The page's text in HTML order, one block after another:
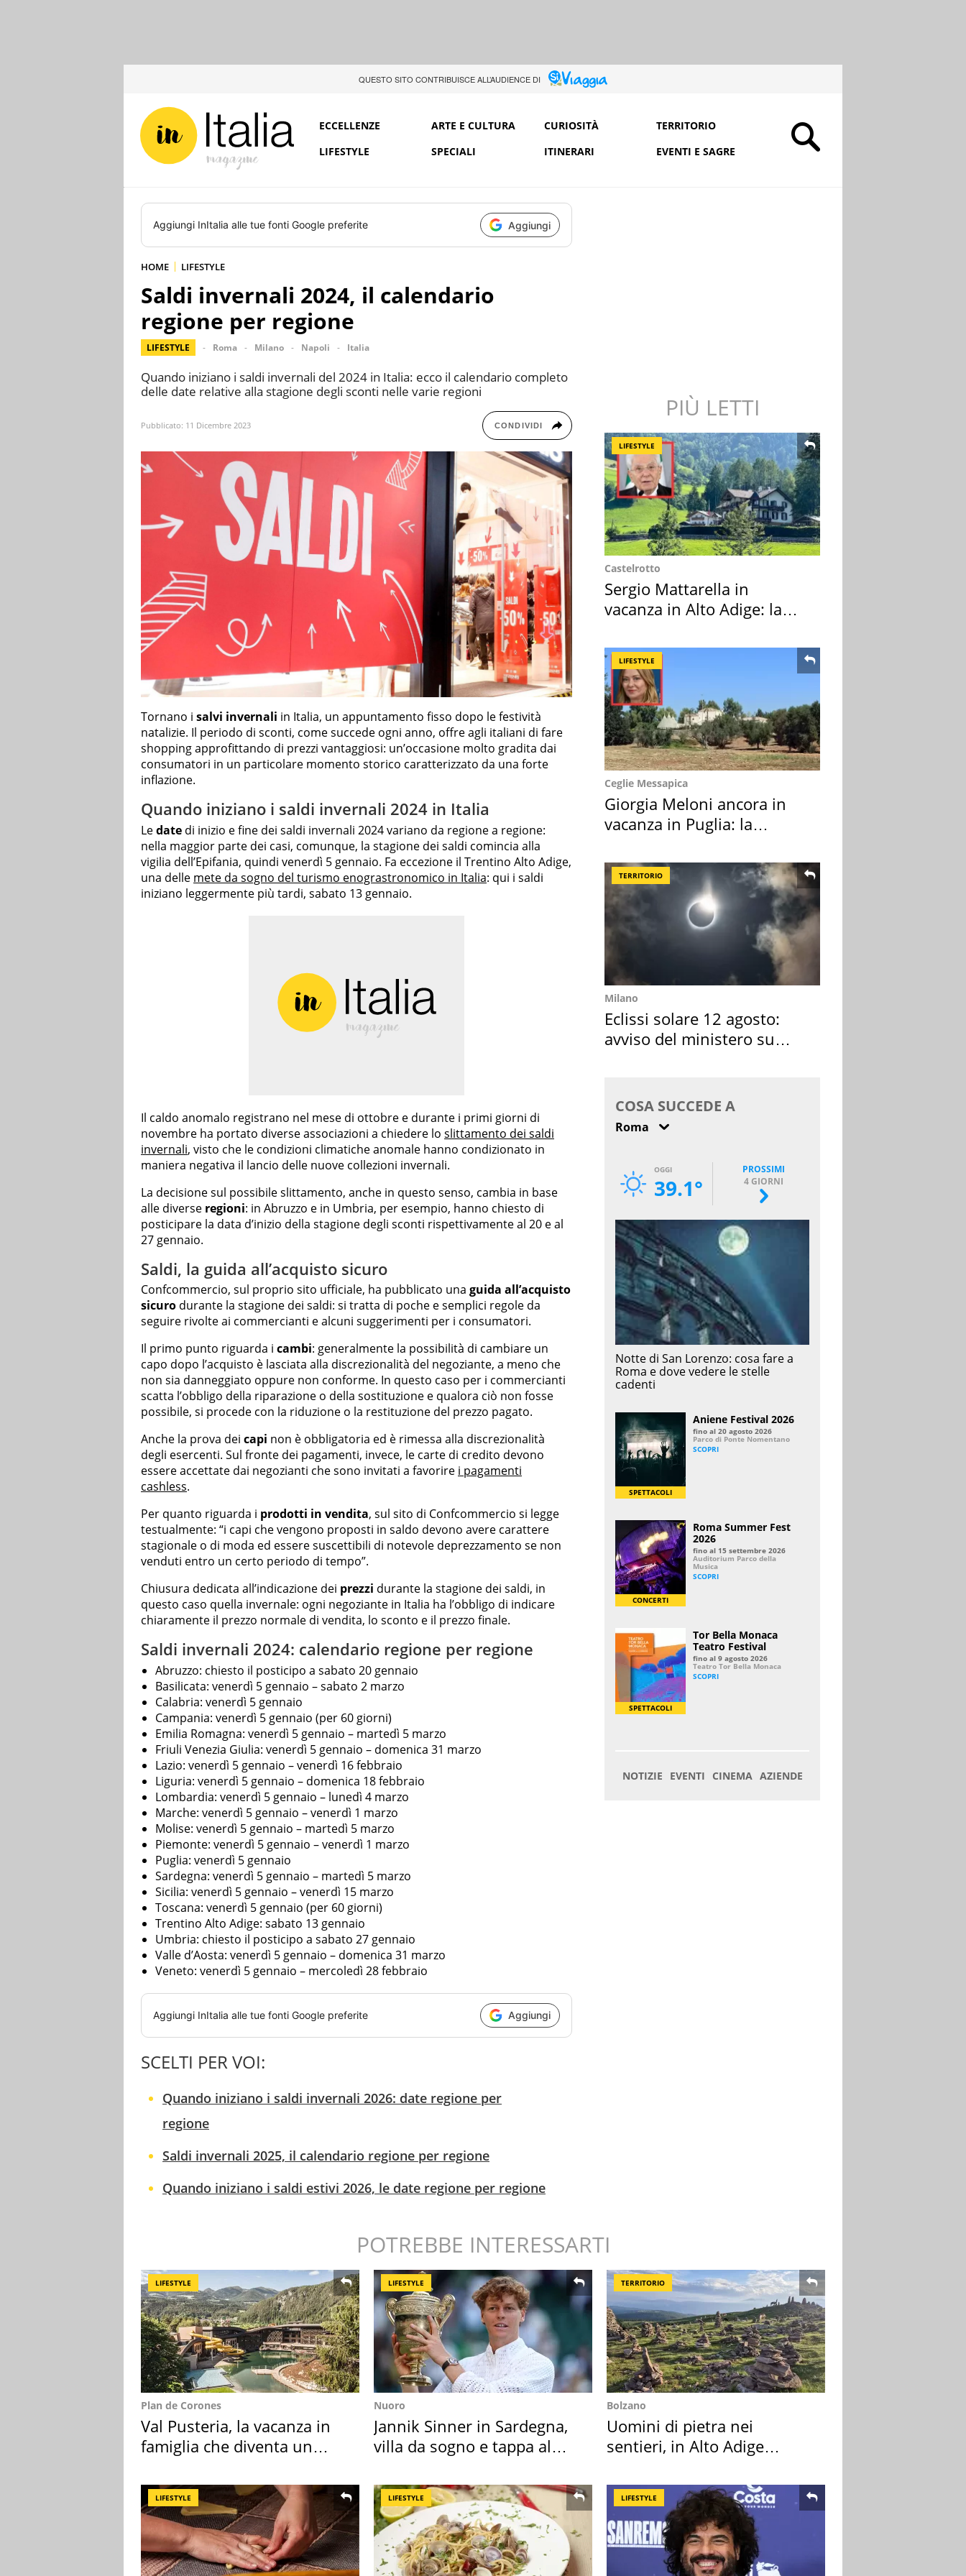
QUESTO SITO CONTRIBUISCE ALL’AUDIENCE DI
ECCELLENZE ARTE E CULTURA CURIOSITÀ
TERRITORIO
LIFESTYLE
SPECIALI ITINERARI EVENTI E SAGRE
Aggiungi InItalia alle tue fonti Google preferite Aggiungi
HOME LIFESTYLE
Saldi invernali 2024, il calendario
regione per regione
LIFESTYLE Roma Milano Napoli Italia
Quando iniziano i saldi invernali del 2024 in Italia: ecco il calendario completo
delle date relative alla stagione degli sconti nelle varie regioni
Pubblicato: 11 Dicembre 2023 CONDIVIDI
Tornano i salvi invernali in Italia, un appuntamento fisso dopo le festività
natalizie. Il periodo di sconti, come succede ogni anno, offre agli italiani di fare
shopping approfittando di prezzi vantaggiosi: un’occasione molto gradita dai
consumatori in un particolare momento storico caratterizzato da una forte
inflazione.
Quando iniziano i saldi invernali 2024 in Italia
Ledate di inizio e fine dei saldi invernali 2024 variano da regione a regione:
nella maggior parte dei casi, comunque, la stagione dei saldi comincia alla
vigilia dell’Epifania, quindi venerdì 5 gennaio. Fa eccezione il Trentino Alto Adige,
una delle mete da sogno del turismo enograstronomico in Italia: qui i saldi
iniziano leggermente più tardi, sabato 13 gennaio.
Il caldo anomalo registrano nel mese di ottobre e durante i primi giorni di
novembre ha portato diverse associazioni a chiedere lo slittamento dei saldi
invernali, visto che le condizioni climatiche anomale hanno condizionato in
maniera negativa il lancio delle nuove collezioni invernali.
La decisione sul possibile slittamento, anche in questo senso, cambia in base
alle diverse regioni: in Abruzzo e in Umbria, per esempio, hanno chiesto di
posticipare la data d’inizio della stagione degli sconti rispettivamente al 20 e al
27 gennaio.
Saldi, la guida all’acquisto sicuro
Confcommercio, sul proprio sito ufficiale, ha pubblicato una guida all’acquisto
sicuro durante la stagione dei saldi: si tratta di poche e semplici regole da
seguire rivolte ai commercianti e alcuni suggerimenti per i consumatori.
Il primo punto riguarda i cambi: generalmente la possibilità di cambiare un
capo dopo l’acquisto è lasciata alla discrezionalità del negoziante, a meno che
non sia danneggiato oppure non conforme. In questo caso per i commercianti
scatta l’obbligo della riparazione o della sostituzione e qualora ciò non fosse
possibile, si procede con la riduzione o la restituzione del prezzo pagato.
Anche la prova dei capi non è obbligatoria ed è rimessa alla discrezionalità
degli esercenti. Sul fronte dei pagamenti, invece, le carte di credito devono
essere accettate dai negozianti che sono invitati a favorire i pagamenti
cashless.
Per quanto riguarda i prodotti in vendita, sul sito di Confcommercio si legge
testualmente: “i capi che vengono proposti in saldo devono avere carattere
stagionale o di moda ed essere suscettibili di notevole deprezzamento se non
venduti entro un certo periodo di tempo”.
Chiusura dedicata all’indicazione dei prezzi durante la stagione dei saldi, in
questo caso quella invernale: ogni negoziante in Italia ha l’obbligo di indicare
chiaramente il prezzo normale di vendita, lo sconto e il prezzo finale.
Saldi invernali 2024: calendario regione per regione
Abruzzo: chiesto il posticipo a sabato 20 gennaio
Basilicata: venerdì 5 gennaio – sabato 2 marzo
Calabria: venerdì 5 gennaio
Campania: venerdì 5 gennaio (per 60 giorni)
Emilia Romagna: venerdì 5 gennaio – martedì 5 marzo
Friuli Venezia Giulia: venerdì 5 gennaio – domenica 31 marzo
Lazio: venerdì 5 gennaio – venerdì 16 febbraio
Liguria: venerdì 5 gennaio – domenica 18 febbraio
Lombardia: venerdì 5 gennaio – lunedì 4 marzo
Marche: venerdì 5 gennaio – venerdì 1 marzo
Molise: venerdì 5 gennaio – martedì 5 marzo
Piemonte: venerdì 5 gennaio – venerdì 1 marzo
Puglia: venerdì 5 gennaio
Sardegna: venerdì 5 gennaio – martedì 5 marzo
Sicilia: venerdì 5 gennaio – venerdì 15 marzo
Toscana: venerdì 5 gennaio (per 60 giorni)
Trentino Alto Adige: sabato 13 gennaio
Umbria: chiesto il posticipo a sabato 27 gennaio
Valle d’Aosta: venerdì 5 gennaio – domenica 31 marzo
Veneto: venerdì 5 gennaio – mercoledì 28 febbraio
Aggiungi InItalia alle tue fonti Google preferite Aggiungi
SCELTI PER VOI:
Quando iniziano i saldi invernali 2026: date regione per
regione
Saldi invernali 2025, il calendario regione per regione
Quando iniziano i saldi estivi 2026, le date regione per regione
PIÙ LETTI
LIFESTYLE
Castelrotto
Sergio Mattarella in
vacanza in Alto Adige: la
LIFESTYLE
Ceglie Messapica
Giorgia Meloni ancora in
vacanza in Puglia: la
TERRITORIO
Milano
Eclissi solare 12 agosto:
avviso del ministero su
POTREBBE INTERESSARTI
LIFESTYLE
Plan de Corones
Val Pusteria, la vacanza in
famiglia che diventa un
LIFESTYLE
Nuoro
Jannik Sinner in Sardegna,
villa da sogno e tappa al
TERRITORIO
Bolzano
Uomini di pietra nei
sentieri, in Alto Adige
LIFESTYLE LIFESTYLE LIFESTYLE